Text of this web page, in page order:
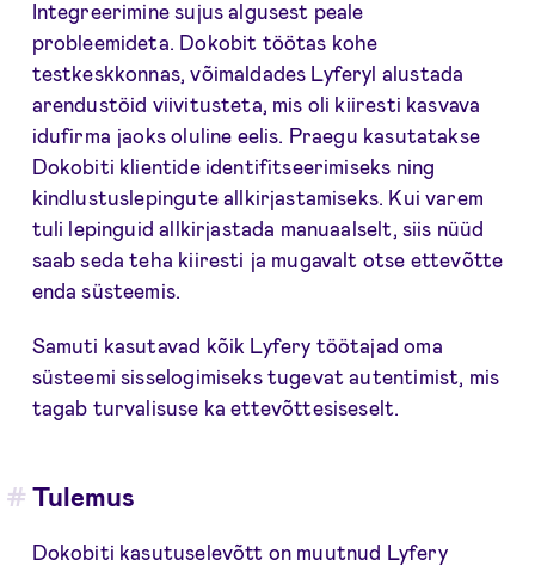
Integreerimine sujus algusest peale
probleemideta. Dokobit töötas kohe
testkeskkonnas, võimaldades Lyferyl alustada
arendustöid viivitusteta, mis oli kiiresti kasvava
idufirma jaoks oluline eelis. Praegu kasutatakse
Dokobiti klientide identifitseerimiseks ning
kindlustuslepingute allkirjastamiseks. Kui varem
tuli lepinguid allkirjastada manuaalselt, siis nüüd
saab seda teha kiiresti ja mugavalt otse ettevõtte
enda süsteemis.
Samuti kasutavad kõik Lyfery töötajad oma
süsteemi sisselogimiseks tugevat autentimist, mis
tagab turvalisuse ka ettevõttesiseselt.
Tulemus
Dokobiti kasutuselevõtt on muutnud Lyfery